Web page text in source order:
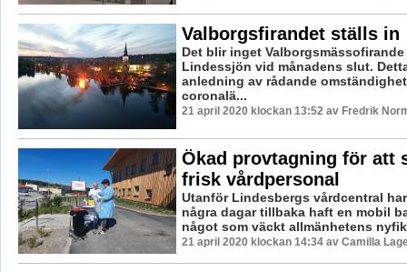
Valborgsfirandet ställs in
Det blir inget
Lindessjön vid månadens slut.
anledning av rådande
coronalä...
21 april 2020 klockan 13:52 av Fredrik
Ökad provtagning för att
frisk vårdpersonal
Utanför Lindesbergs vårdcentral
några dagar tillbaka haft en mobil
något som väckt allmänhetens
21 april 2020 klockan 14:34 av Camilla